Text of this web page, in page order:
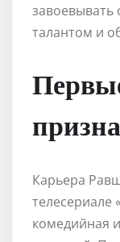
завоевывать
талантом и
Карьера
телесериале
комедийная